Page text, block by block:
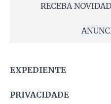
RECEBA
EXPEDIENTE
PRIVACIDADE